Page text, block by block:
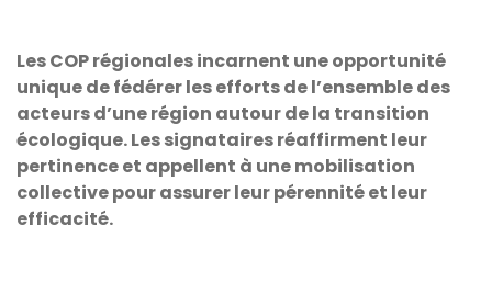
Les COP régionales incarnent une opportunité
unique de fédérer les efforts de l’ensemble des
acteurs d’une région autour de la transition
écologique. Les signataires réaffirment leur
pertinence et appellent à une mobilisation
collective pour assurer leur pérennité et leur
efficacité.